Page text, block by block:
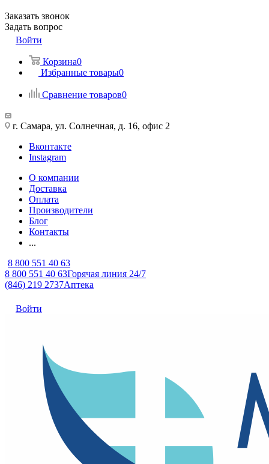
Заказать звонок
Задать вопрос
Войти
Корзина0
Избранные товары0
Сравнение товаров0
г. Самара, ул. Солнечная, д. 16, офис 2
Вконтакте
Instagram
О компании
Доставка
Оплата
Производители
Блог
Контакты
...
8 800 551 40 63
8 800 551 40 63Горячая линия 24/7
(846) 219 2737Аптека
Войти